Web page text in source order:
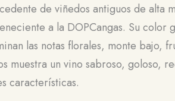
de viñedos antiguos de alta
a la DOPCangas. Su
las notas florales, monte bajo,
muestra un vino sabroso, goloso,
características.